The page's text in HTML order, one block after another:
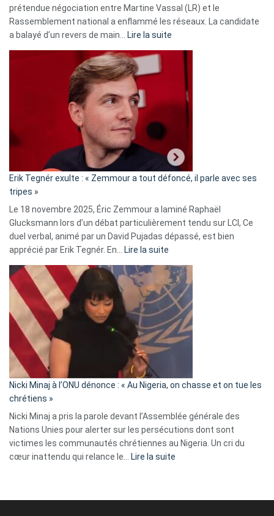
prétendue négociation entre Martine Vassal (LR) et le
Rassemblement national a enflammé les réseaux. La candidate
a balayé d’un revers de main… Lire la suite
d’alliance
secrète
«
C’est
fake
news
»
Erik Tegnér exulte : « Zemmour a tout défoncé, il parle avec ses
tripes »
Le 18 novembre 2025, Éric Zemmour a laminé Raphaël
Glucksmann lors d’un débat particulièrement tendu sur LCI, Ce
duel verbal, animé par un David Pujadas dépassé, est bien
apprécié par Erik Tegnér. En… Lire la suite
Tegnér
exulte
« Zemmour
a
tout
parle
ses
tripes »
Nicki Minaj à l’ONU dénonce : « Au Nigeria, on chasse et on tue les
chrétiens »
Nicki Minaj a pris la parole devant l’Assemblée générale des
Nations Unies pour alerter sur les persécutions dont sont
victimes les communautés chrétiennes au Nigeria. Un cri du
cœur inattendu qui relance le… Lire la suite